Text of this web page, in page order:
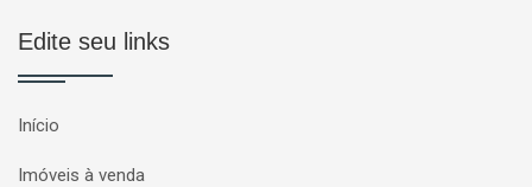
Edite seu links
Início
Imóveis à venda